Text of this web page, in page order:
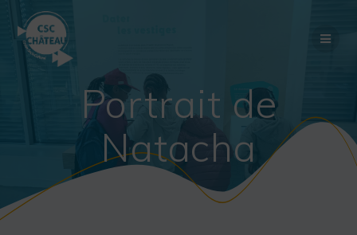
Portrait de
Natacha